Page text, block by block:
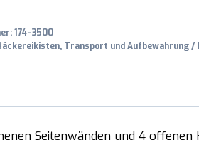
174-3500
, Transport und Aufbewahrung /
Seitenwänden und 4 offenen